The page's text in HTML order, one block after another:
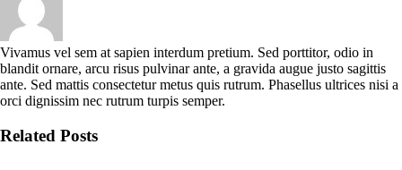
Vivamus vel sem at sapien interdum pretium. Sed porttitor, odio in
blandit ornare, arcu risus pulvinar ante, a gravida augue justo sagittis
ante. Sed mattis consectetur metus quis rutrum. Phasellus ultrices nisi a
orci dignissim nec rutrum turpis semper.
Related Posts